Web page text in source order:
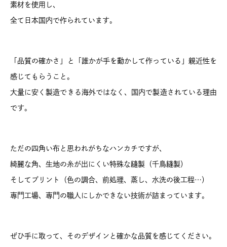
素材を使用し、
全て日本国内で作られています。
「品質の確かさ」と「誰かが手を動かして作っている」親近性を
感じてもらうこと。
大量に安く製造できる海外ではなく、国内で製造されている理由
です。
ただの四角い布と思われがちなハンカチですが、
綺麗な角、生地の糸が出にくい特殊な縫製（千鳥縫製）
そしてプリント（色の調合、前処理、蒸し、水洗の後工程…）
専門工場、専門の職人にしかできない技術が詰まっています。
ぜひ手に取って、そのデザインと確かな品質を感じてください。